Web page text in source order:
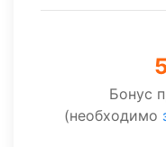
Бонус
(необходимо